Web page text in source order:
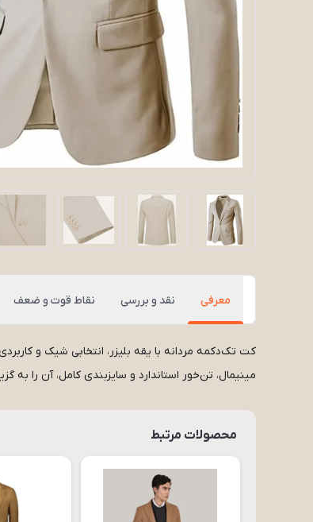
معرفی نقد و بررسی نقاط قوت و ضعف
کت تک‌دکمه مردانه با یقه بلیزر، انتخابی شیک و
مینیمال، تن‌خور استاندارد و سایزبندی کامل، آن را
محصولات مرتبط